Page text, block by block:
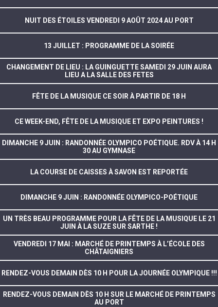
NUIT DES ÉTOILES VENDREDI 9 AOÛT 2024 AU PORT
13 JUILLET : PROGRAMME DE LA SOIRÉE
CHANGEMENT DE LIEU : LA GUINGUETTE SAMEDI 29 JUIN AURA
LIEU A LA SALLE DES FETES
FÊTE DE LA MUSIQUE CE SOIR À PARTIR DE 18 H
CE WEEK-END, FÊTE DE LA MUSIQUE ET EXPO PEINTURES !
DIMANCHE 9 JUIN : RANDONNÉE OLYMPICO POÉTIQUE. RDV À 14 H
30 AU GYMNASE
LA COURSE DE CAISSES À SAVON EST REPORTÉE
DIMANCHE 9 JUIN : RANDONNÉE OLYMPICO-POÉTIQUE
UN TRÈS BEAU PROGRAMME POUR LA FÊTE DE LA MUSIQUE LE 21
JUIN À LA SUZE SUR SARTHE !
VENDREDI 17 MAI : MARCHÉ DE PRINTEMPS À L’ÉCOLE DES
CHÂTAIGNIERS
RENDEZ-VOUS DEMAIN DÈS 10 H POUR LA JOURNÉE OLYMPIQUE !!!
RENDEZ-VOUS DEMAIN DÈS 10 H SUR LE MARCHÉ DE PRINTEMPS
AU PORT